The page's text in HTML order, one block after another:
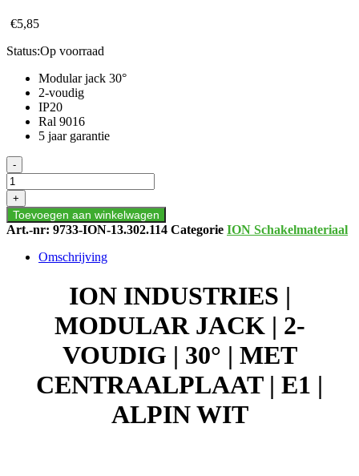
€5,85
Status:Op voorraad
Modular jack 30°
2-voudig
IP20
Ral 9016
5 jaar garantie
ION
INDUSTRIES
|
MODULAR
JACK
|
VOUDIG
CENTRAALPLAAT
ALPIN
-
+
Toevoegen aan winkelwagen
Art.-nr: 9733-ION-13.302.114 Categorie ION Schakelmateriaal
Omschrijving
ION INDUSTRIES |
MODULAR JACK | 2-
VOUDIG | 30° | MET
CENTRAALPLAAT | E1 |
ALPIN WIT